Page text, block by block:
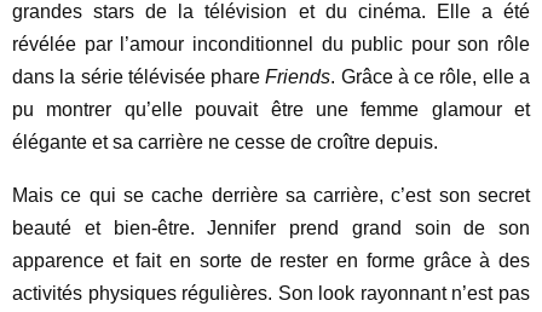
grandes stars de la télévision et du cinéma. Elle a été
révélée par l’amour inconditionnel du public pour son rôle
dans la série télévisée phareFriends. Grâce à ce rôle, elle a
pu montrer qu’elle pouvait être une femme glamour et
élégante et sa carrière ne cesse de croître depuis.
Mais ce qui se cache derrière sa carrière, c’est son secret
beauté et bien-être. Jennifer prend grand soin de son
apparence et fait en sorte de rester en forme grâce à des
activités physiques régulières. Son look rayonnant n’est pas